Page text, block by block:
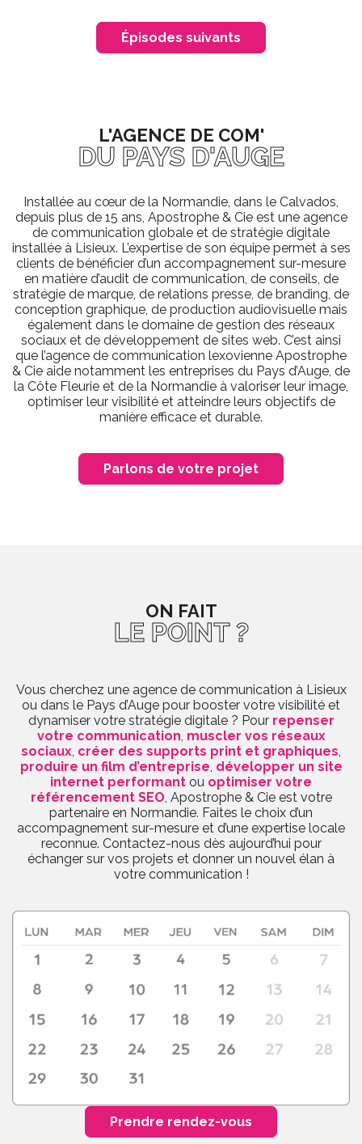
Épisodes suivants
L'AGENCE DE COM'
DU PAYS D'AUGE
Installée au cœur de la Normandie, dans le Calvados,
depuis plus de 15 ans, Apostrophe & Cie est une agence
de communication globale et de stratégie digitale
installée à Lisieux. L’expertise de son équipe permet à ses
clients de bénéficier d’un accompagnement sur-mesure
en matière d’audit de communication, de conseils, de
stratégie de marque, de relations presse, de branding, de
conception graphique, de production audiovisuelle mais
également dans le domaine de gestion des réseaux
sociaux et de développement de sites web. C’est ainsi
que l’agence de communication lexovienne Apostrophe
& Cie aide notamment les entreprises du Pays d’Auge, de
la Côte Fleurie et de la Normandie à valoriser leur image,
optimiser leur visibilité et atteindre leurs objectifs de
manière efficace et durable.
Parlons de votre projet
ON FAIT
LE POINT ?
Vous cherchez une agence de communication à Lisieux
ou dans le Pays d’Auge pour booster votre visibilité et
dynamiser votre stratégie digitale ? Pour repenser
votre communication, muscler vos réseaux
sociaux, créer des supports print et graphiques,
produire un film d’entreprise, développer un site
internet performant ou optimiser votre
référencement SEO, Apostrophe & Cie est votre
partenaire en Normandie. Faites le choix d’un
accompagnement sur-mesure et d’une expertise locale
reconnue. Contactez-nous dès aujourd’hui pour
échanger sur vos projets et donner un nouvel élan à
votre communication !
Prendre rendez-vous